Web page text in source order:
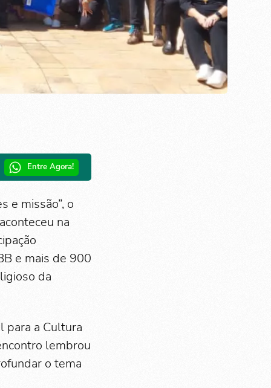
Entre Agora!
e missão”, o
na
e mais de 900
da
para a Cultura
lembrou
o tema